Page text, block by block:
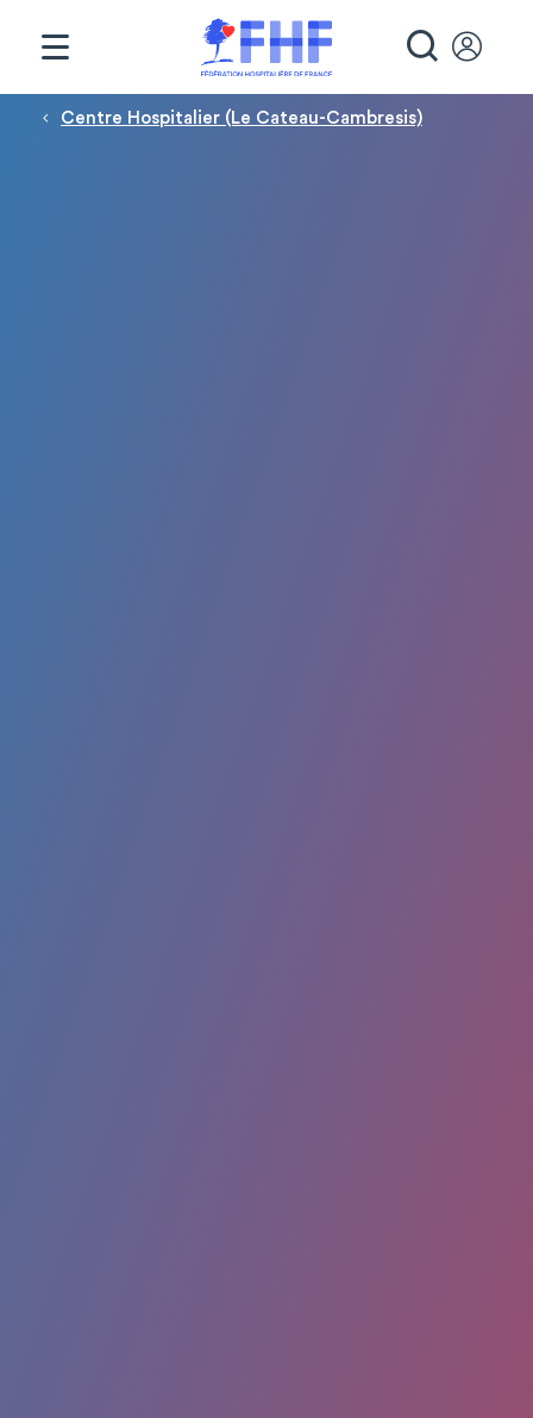
Fil d'Ariane
Centre Hospitalier (Le Cateau-Cambresis)
Panneau de gestion des cookies